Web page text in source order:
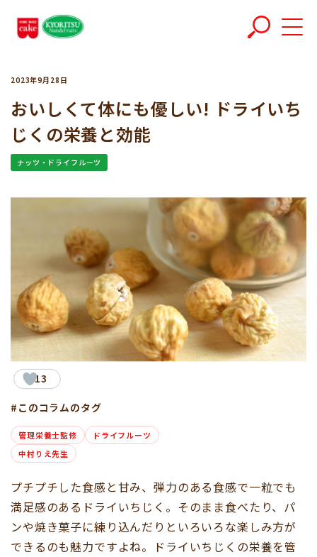
2023年9月28日
おいしくて体にも優しい! ドライいち
じくの栄養と効能
ナッツ・ドライフルーツ
13
#このコラムのタグ
管理栄養士監修
ドライフルーツ
中村りえ先生
プチプチした食感と甘み、弾力のある食感で一粒でも
満足感のあるドライいちじく。そのまま食べたり、パ
ンや焼き菓子に練り込んだりといろいろな楽しみ方が
できるのも魅力ですよね。ドライいちじくの栄養を管